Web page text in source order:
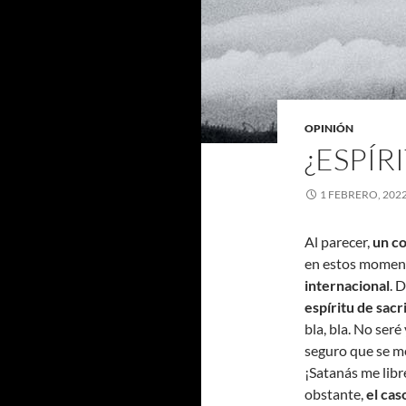
OPINIÓN
1 FEBRERO,
Al parecer,un
en estos
internacional.
espíritu de
bla, bla. No
seguro que se
¡Satanás me
obstante,el